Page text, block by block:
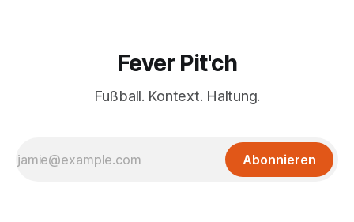
Fever Pit'ch
Fußball. Kontext. Haltung.
Abonnieren